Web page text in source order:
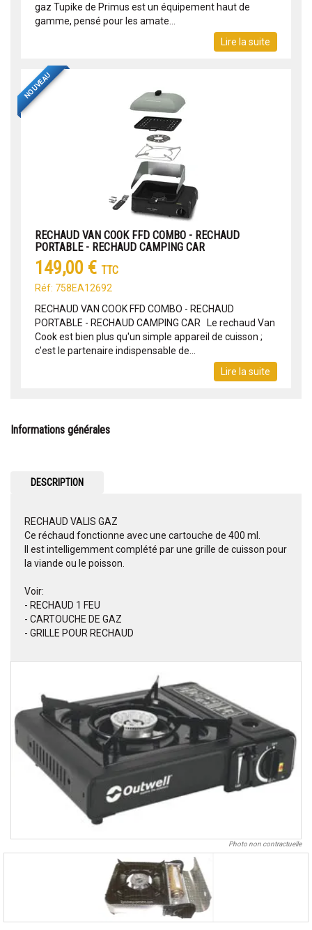
gaz Tupike de Primus est un équipement haut de
gamme, pensé pour les amate...
Lire la suite
NOUVEAU
RECHAUD VAN COOK FFD COMBO - RECHAUD
PORTABLE - RECHAUD CAMPING CAR
149,00 € TTC
Réf: 758EA12692
RECHAUD VAN COOK FFD COMBO - RECHAUD
PORTABLE - RECHAUD CAMPING CAR Le rechaud Van
Cook est bien plus qu'un simple appareil de cuisson ;
c'est le partenaire indispensable de...
Lire la suite
Informations générales
DESCRIPTION
RECHAUD VALIS GAZ
Ce réchaud fonctionne avec une cartouche de 400 ml.
Il est intelligemment complété par une grille de cuisson pour
la viande ou le poisson.
Voir:
- RECHAUD 1 FEU
- CARTOUCHE DE GAZ
- GRILLE POUR RECHAUD
Photo non contractuelle